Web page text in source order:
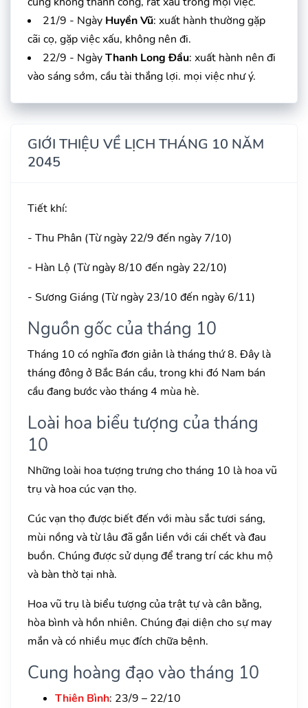
21/9 - Ngày Huyền Vũ: xuất hành thường gặp
cãi cọ, gặp việc xấu, không nên đi.
22/9 - NgàyThanh Long Đầu: xuất hành nên đi
vào sáng sớm, cầu tài thắng lợi. mọi việc như ý.
GIỚI THIỆU VỀ LỊCH THÁNG 10 NĂM
2045
Tiết khí:
- Thu Phân (Từ ngày 22/9 đến ngày 7/10)
- Hàn Lộ (Từ ngày 8/10 đến ngày 22/10)
- Sương Giáng (Từ ngày 23/10 đến ngày 6/11)
Nguồn gốc của tháng 10
Tháng 10 có nghĩa đơn giản là tháng thứ 8. Đây là
tháng đông ở Bắc Bán cầu, trong khi đó Nam bán
cầu đang bước vào tháng 4 mùa hè.
Loài hoa biểu tượng của tháng
10
Những loài hoa tượng trưng cho tháng 10 là hoa vũ
trụ và hoa cúc vạn thọ.
Cúc vạn thọ được biết đến với màu sắc tươi sáng,
mùi nồng và từ lâu đã gắn liền với cái chết và đau
buồn. Chúng được sử dụng để trang trí các khu mộ
và bàn thờ tại nhà.
Hoa vũ trụ là biểu tượng của trật tự và cân bằng,
hòa bình và hồn nhiên. Chúng đại diện cho sự may
mắn và có nhiều mục đích chữa bệnh.
Cung hoàng đạo vào tháng 10
Thiên Bình: 23/9 – 22/10